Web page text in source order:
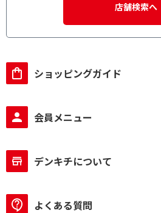
レーベル対応で絞り込む
インクジェットプリン
ブランドで絞り込む
単3形4本
店舗検索へ
ショッピングガイド
会員メニュー
デンキチについて
よくある質問